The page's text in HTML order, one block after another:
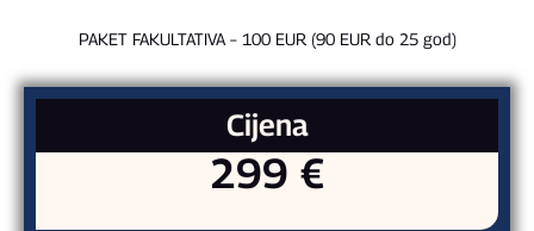
PAKET FAKULTATIVA – 100 EUR (90 EUR do 25 god)
Cijena
299 €